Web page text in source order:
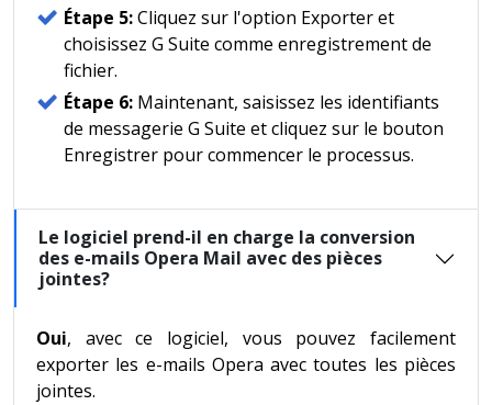
Étape 5:Cliquez sur l'option Exporter et
choisissez G Suite comme enregistrement de
fichier.
Étape 6: Maintenant, saisissez les identifiants
de messagerie G Suite et cliquez sur le bouton
Enregistrer pour commencer le processus.
Le logiciel prend-il en charge la conversion
des e-mails Opera Mail avec des pièces
jointes?
Oui, avec ce logiciel, vous pouvez facilement
exporter les e-mails Opera avec toutes les pièces
jointes.